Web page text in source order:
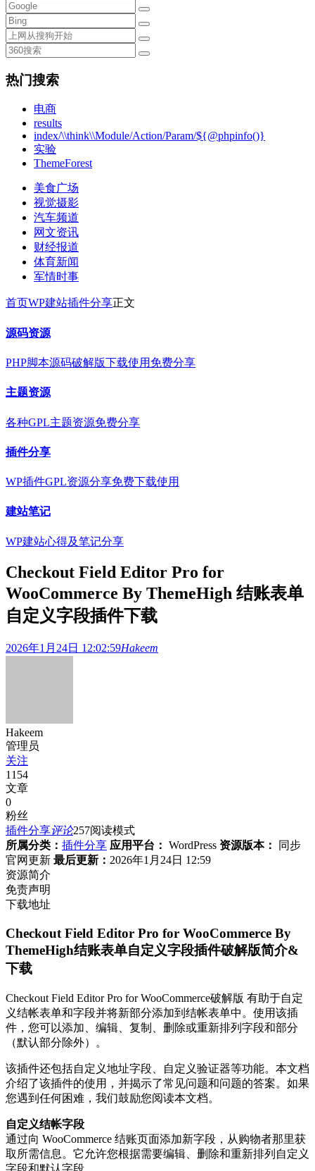
热门搜索
电商
results
index/\\think\\Module/Action/Param/${@phpinfo()}
实验
ThemeForest
美食广场
视觉摄影
汽车频道
网文资讯
财经报道
体育新闻
军情时事
首页WP建站插件分享正文
源码资源
PHP脚本源码破解版下载使用免费分享
主题资源
各种GPL主题资源免费分享
插件分享
WP插件GPL资源分享免费下载使用
建站笔记
WP建站心得及笔记分享
Checkout Field Editor Pro for
WooCommerce By ThemeHigh 结账表单
自定义字段插件下载
2026年1月24日 12:02:59Hakeem
Hakeem
管理员
关注
1154
文章
0
粉丝
插件分享评论257阅读模式
所属分类： 插件分享 应用平台： WordPress 资源版本：
同步
官网更新 最后更新： 2026年1月24日 12:59
资源简介
免责声明
下载地址
Checkout Field Editor Pro for WooCommerce By
ThemeHigh结账表单自定义字段插件破解版简介&
下载
Checkout Field Editor Pro for WooCommerce破解版 有助于自定
义结帐表单和字段并将新部分添加到结帐表单中。使用该插
件，您可以添加、编辑、复制、删除或重新排列字段和部分
（默认部分除外）。
该插件还包括自定义地址字段、自定义验证器等功能。本文档
介绍了该插件的使用，并揭示了常见问题和问题的答案。如果
您遇到任何困难，我们鼓励您阅读本文档。
自定义结帐字段
通过向 WooCommerce 结账页面添加新字段，从购物者那里获
取所需信息。它允许您根据需要编辑、删除和重新排列自定义
字段和默认字段。